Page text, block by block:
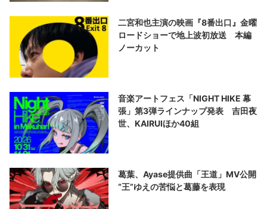
二宮和也主演の映画『8番出口』金曜
ロードショーで地上波初放送 本編
ノーカット
音楽アートフェス「NIGHT HIKE 幕
張」第3弾ラインナップ発表 吉田夜
世、KAIRUIほか40組
葛葉、Ayase提供曲「王道」MV公開
“王”ゆえの苦悩と葛藤を表現